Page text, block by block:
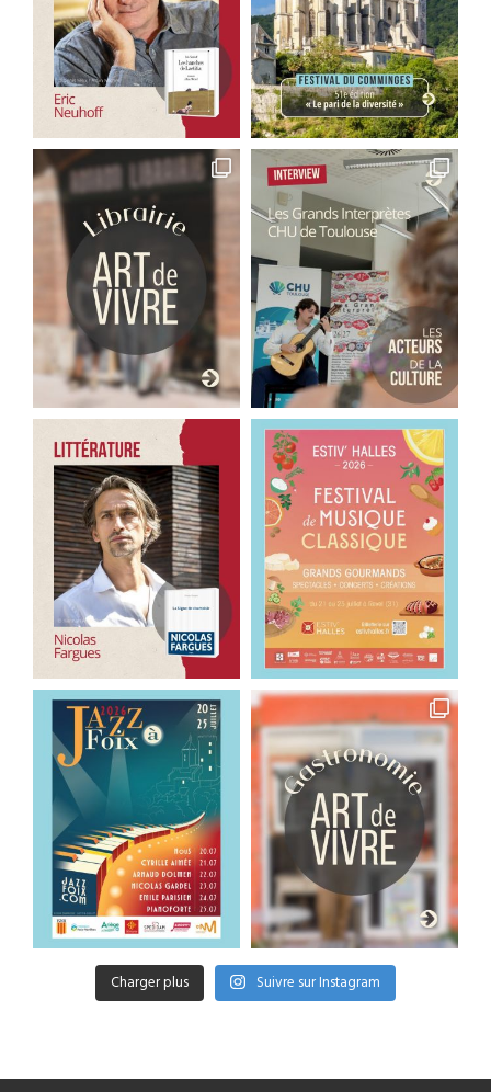
Charger plus Suivre sur Instagram